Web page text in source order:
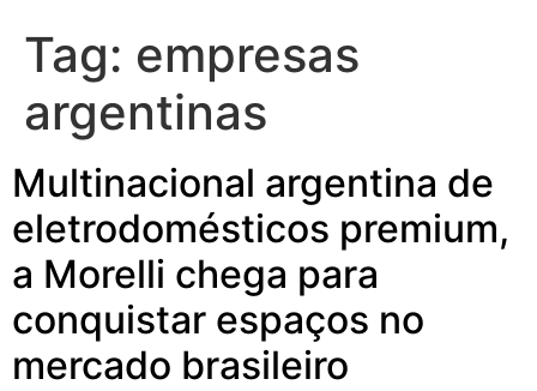
Tag: empresas
argentinas
Multinacional argentina de
eletrodomésticos premium,
a Morelli chega para
conquistar espaços no
mercado brasileiro